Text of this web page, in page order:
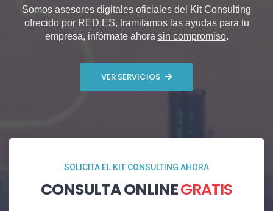
Somos asesores digitales oficiales del Kit Consulting
ofrecido por RED.ES, tramitamos las ayudas para tu
empresa, infórmate ahora sin compromiso.
VER SERVICIOS
SOLICITA EL KIT CONSULTING AHORA
CONSULTA ONLINEGRATIS